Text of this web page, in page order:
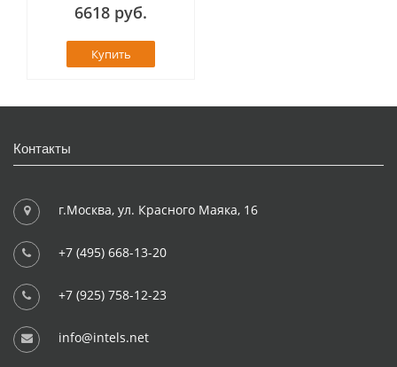
6618 руб.
Купить
Контакты
г.Москва, ул. Красного Маяка, 16
+7 (495) 668-13-20
+7 (925) 758-12-23
info@intels.net